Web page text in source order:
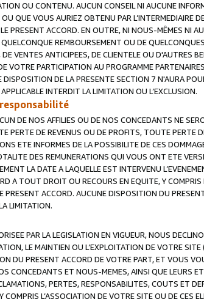
OU CONTENU. AUCUN CONSEIL NI AUCUNE
QUE VOUS AURIEZ OBTENU PAR L’INTERMEDIAIRE
PRESENT ACCORD. EN OUTRE, NI NOUS-MÊMES NI
REMBOURSEMENT OU DE
VENTES ANTICIPEES, DE CLIENTELE OU D'AUTRES
VOTRE PARTICIPATION AU PROGRAMME
DISPOSITION DE LA PRESENTE SECTION 7 N'AURA
INTERDIT LA LIMITATION OU L’EXCLUSION.
DE NOS AFFILIES OU DE NOS CONCEDANTS NE
PERTE DE REVENUS OU DE PROFITS, TOUTE PERTE
ETE INFORMES DE LA POSSIBILITE DE CES
DES REMUNERATIONS QUI VOUS ONT ETE
LA DATE A LAQUELLE EST INTERVENU
A TOUT DROIT OU RECOURS EN EQUITE, Y
PRESENT ACCORD. AUCUNE DISPOSITION DU
LIMITATION.
PAR LA LEGISLATION EN VIGUEUR, NOUS
LE MAINTIEN OU L’EXPLOITATION DE VOTRE
DU PRESENT ACCORD DE VOTRE PART, ET VOUS
CONCEDANTS ET NOUS-MEMES, AINSI QUE LEURS
PERTES, RESPONSABILITES, COUTS ET
COMPRIS L’ASSOCIATION DE VOTRE SITE OU DE CES